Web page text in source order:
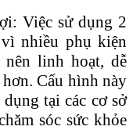
Việc sử dụng 2
vì nhiều phụ kiện
linh hoạt, dễ
Cấu hình này
tại các cơ sở
sóc sức khỏe